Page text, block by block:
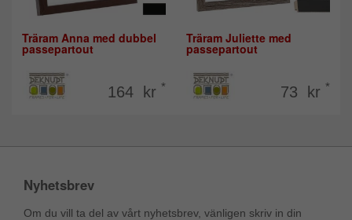
Träram Anna med dubbel
passepartout
164 kr *
Träram Juliette med
passepartout
73 kr *
Nyhetsbrev
Om du vill ta del av vårt nyhetsbrev, vänligen skriv in din